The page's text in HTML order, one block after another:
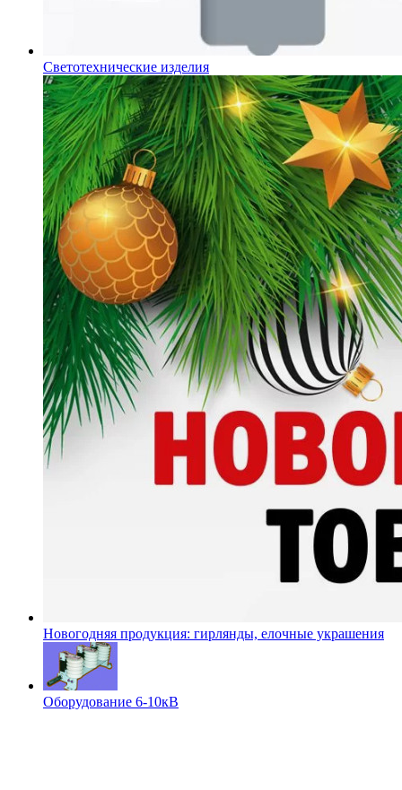
Светотехнические изделия
Новогодняя продукция: гирлянды, елочные украшения
Оборудование 6-10кВ